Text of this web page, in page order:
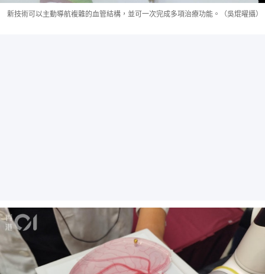
新技術可以主動導航複雜的血管結構，並可一次完成多項治療功能。（吳焜曜攝）